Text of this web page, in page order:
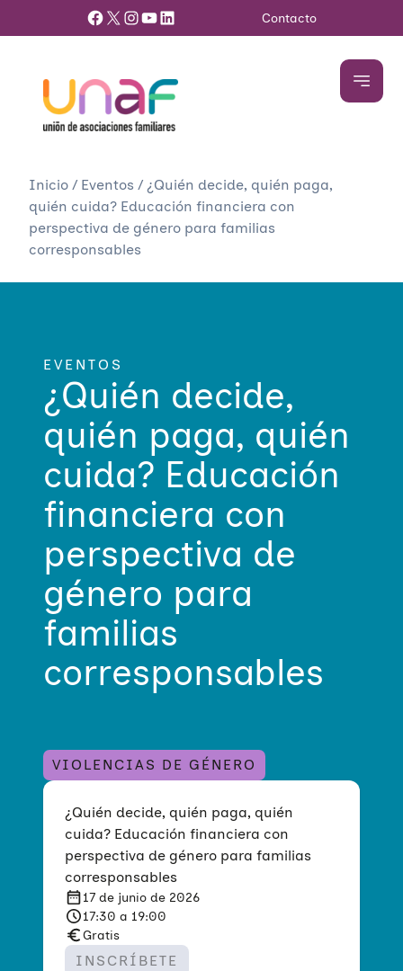
Facebook X InstagramYouTube LinkedIn Contacto
Inicio / Eventos / ¿Quién decide, quién paga,
quién cuida? Educación financiera con
perspectiva de género para familias
corresponsables
EVENTOS
¿Quién decide,
quién paga, quién
cuida? Educación
financiera con
perspectiva de
género para
familias
corresponsables
VIOLENCIAS DE GÉNERO
¿Quién decide, quién paga, quién
cuida? Educación financiera con
perspectiva de género para familias
corresponsables
17 de junio de 2026
17:30 a 19:00
Gratis
INSCRÍBETE